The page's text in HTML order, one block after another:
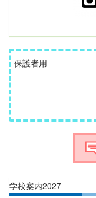
保護者用
学校案内2027